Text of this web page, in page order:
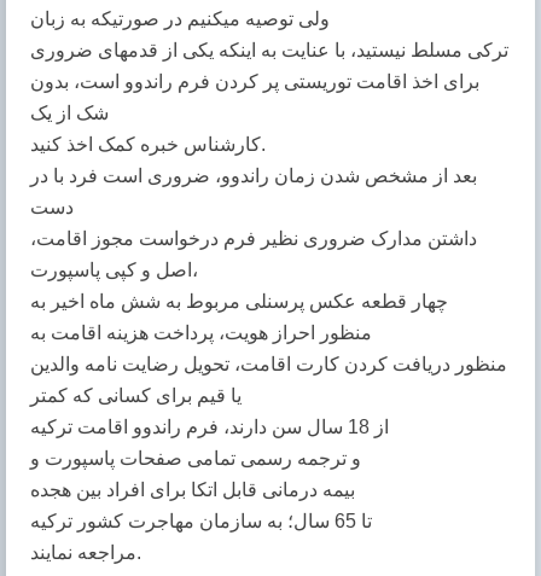
ولی توصیه میکنیم در صورتیکه به زبان
ترکی مسلط نیستید، با عنایت به اینکه یکی از قدمهای ضروری
برای اخذ اقامت توریستی پر کردن فرم راندوو است، بدون
شک از یک
کارشناس خبره کمک اخذ کنید.
بعد از مشخص شدن زمان راندوو، ضروری است فرد با در
دست
داشتن مدارک ضروری نظیر فرم درخواست مجوز اقامت،
اصل و کپی پاسپورت،
چهار قطعه عکس پرسنلی مربوط به شش ماه اخیر به
منظور احراز هویت، پرداخت هزینه اقامت به
منظور دریافت کردن کارت اقامت، تحویل رضایت نامه والدین
یا قیم برای کسانی که کمتر
از 18 سال سن دارند، فرم راندوو اقامت ترکیه
و ترجمه رسمی تمامی صفحات پاسپورت و
بیمه درمانی قابل اتکا برای افراد بین هجده
تا 65 سال؛ به سازمان مهاجرت کشور ترکیه
مراجعه نمایند.